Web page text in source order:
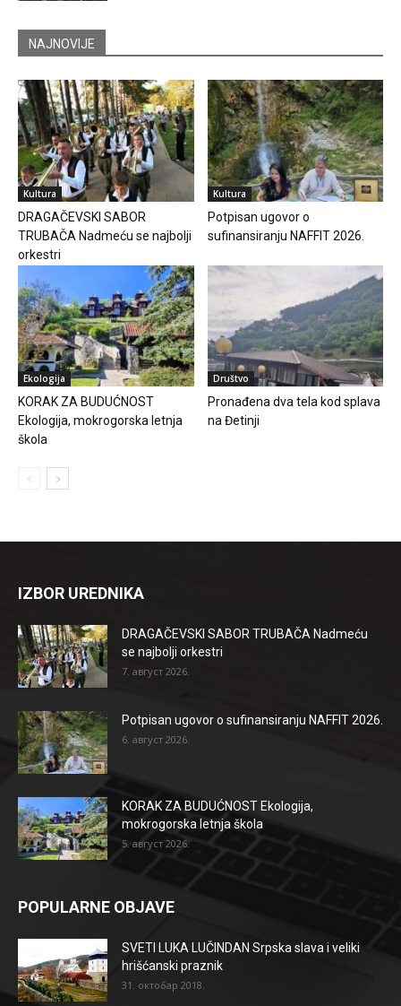
NAJNOVIJE
Kultura
DRAGAČEVSKI SABOR
TRUBAČA Nadmeću se najbolji
orkestri
Kultura
Potpisan ugovor o
sufinansiranju NAFFIT 2026.
Ekologija
KORAK ZA BUDUĆNOST
Ekologija, mokrogorska letnja
škola
Društvo
Pronađena dva tela kod splava
na Đetinji
IZBOR UREDNIKA
DRAGAČEVSKI SABOR TRUBAČA Nadmeću
se najbolji orkestri
7. август 2026.
Potpisan ugovor o sufinansiranju NAFFIT 2026.
6. август 2026.
KORAK ZA BUDUĆNOST Ekologija,
mokrogorska letnja škola
5. август 2026.
POPULARNE OBJAVE
SVETI LUKA LUČINDAN Srpska slava i veliki
hrišćanski praznik
31. октобар 2018.